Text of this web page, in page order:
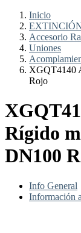
Inicio
Accesorio
Uniones
XGQT4140
Rojo
Rígido
DN100
Info General
Información